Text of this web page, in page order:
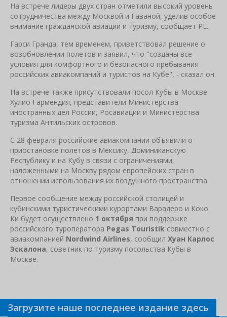
На встрече лидеры двух стран отметили высокий уровень
сотрудничества между Москвой и Гаваной, уделив особое
внимание гражданской авиации и туризму, сообщает PL.
Гарси Гранда, тем временем, приветствовал решение о
возобновлении полетов и заявил, что "созданы все
условия для комфортного и безопасного пребывания
российских авиакомпаний и туристов на Кубе", - сказал он.
На встрече также присутствовали посол Кубы в Москве
Хулио Гармендия, представители Министерства
иностранных дел России, Росавиации и Министерства
туризма Антильских островов.
С 28 февраля российские авиакомпании объявили о
приостановке полетов в Мексику, Доминиканскую
Республику и на Кубу в связи с ограничениями,
наложенными на Москву рядом европейских стран в
отношении использования их воздушного пространства.
Первое сообщение между российской столицей и
кубинскими туристическими курортами Варадеро и Коко
Ки будет осуществлено 1 октября при поддержке
российского туроператора Pegas Touristik совместно с
авиакомпанией Nordwind Airlines, сообщил Хуан Карлос
Эскалона, советник по туризму посольства Кубы в
Москве.
Связанные новости
Загрузите наше последнее издание здесь